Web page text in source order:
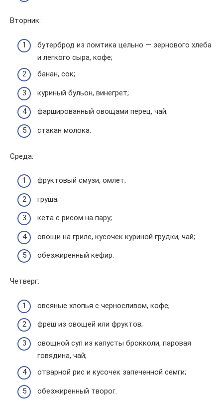
Вторник:
бутерброд из ломтика цельно — зернового хлеба
и легкого сыра, кофе;
банан, сок;
куриный бульон, винегрет;
фаршированный овощами перец, чай;
стакан молока.
Среда:
фруктовый смузи, омлет;
груша;
кета с рисом на пару;
овощи на гриле, кусочек куриной грудки, чай;
обезжиренный кефир.
Четверг:
овсяные хлопья с черносливом, кофе;
фреш из овощей или фруктов;
овощной суп из капусты брокколи, паровая
говядина, чай;
отварной рис и кусочек запеченной семги;
обезжиренный творог.